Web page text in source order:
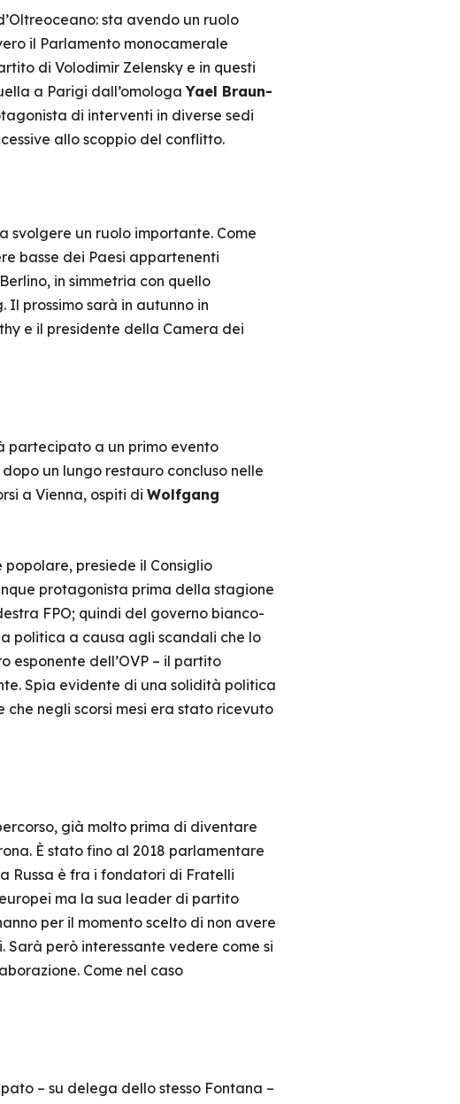
sta avendo un ruolo
il Parlamento monocamerale
di Volodimir Zelensky e in questi
a Parigi dall’omologaYael Braun-
di interventi in diverse sedi
allo scoppio del conflitto.
svolgere un ruolo importante. Come
basse dei Paesi appartenenti
in simmetria con quello
prossimo sarà in autunno in
e il presidente della Camera dei
partecipato a un primo evento
un lungo restauro concluso nelle
a Vienna, ospiti di Wolfgang
presiede il Consiglio
protagonista prima della stagione
FPO; quindi del governo bianco-
politica a causa agli scandali che lo
esponente dell’OVP – il partito
Spia evidente di una solidità politica
che negli scorsi mesi era stato ricevuto
già molto prima di diventare
È stato fino al 2018 parlamentare
Russa è fra i fondatori di Fratelli
ma la sua leader di partito
per il momento scelto di non avere
Sarà però interessante vedere come si
Come nel caso
– su delega dello stesso Fontana –